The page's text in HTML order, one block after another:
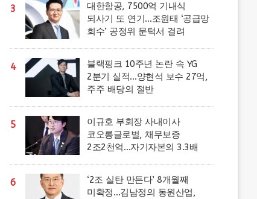
3
대한항공, 7500억 기내식
되사기 또 연기…조원태 ‘공급망
회수’ 공정위 문턱서 걸려
4
블랙핑크 10주년 논란 속 YG
2분기 실적…양현석 보수 27억,
주주 배당의 절반
5
이규호 부회장 사내이사
코오롱글로벌, 채무보증
2조2천억…자기자본의 3.3배
6
‘2조 실탄 만든다’ 8개월째
미확정…김남정의 동원산업,